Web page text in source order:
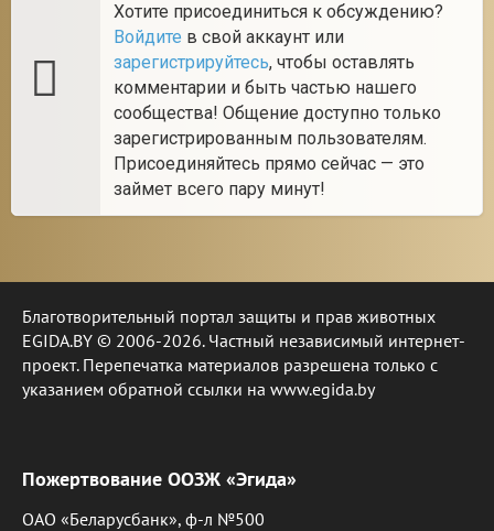
Хотите присоединиться к обсуждению?
Войдите в свой аккаунт или
зарегистрируйтесь, чтобы оставлять
комментарии и быть частью нашего
сообщества! Общение доступно только
зарегистрированным пользователям.
Присоединяйтесь прямо сейчас — это
займет всего пару минут!
Благотворительный портал защиты и прав животных
EGIDA.BY © 2006-2026. Частный независимый интернет-
проект. Перепечатка материалов разрешена только с
указанием обратной ссылки на www.egida.by
Пожертвование ООЗЖ «Эгида»
ОАО «Беларусбанк», ф-л №500